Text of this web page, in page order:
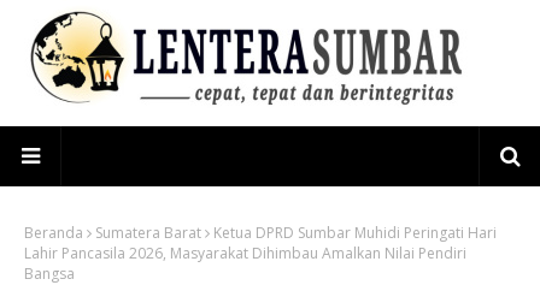
Beranda Sumatera Barat
Ketua DPRD Sumbar Muhidi Peringati Hari
Lahir Pancasila 2026, Masyarakat Dihimbau Amalkan Nilai Pendiri
Bangsa